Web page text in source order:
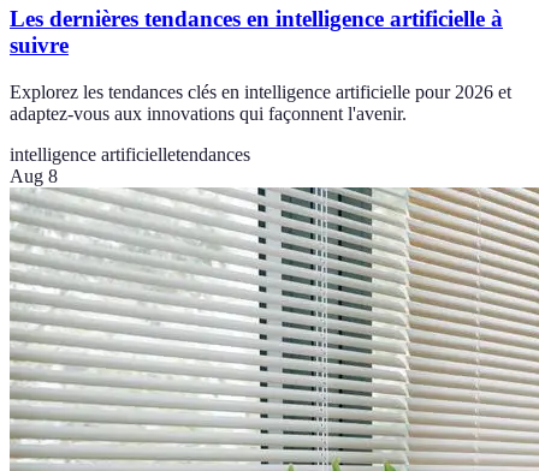
Les dernières tendances en intelligence artificielle à
suivre
Explorez les tendances clés en intelligence artificielle pour 2026 et
adaptez-vous aux innovations qui façonnent l'avenir.
intelligence artificielletendances
Aug 8